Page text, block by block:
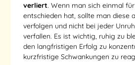
verliert. Wenn man sich einmal
entschieden hat, sollte man diese
verfolgen und nicht bei jeder
verfallen. Es ist wichtig, ruhig zu
den langfristigen Erfolg zu
kurzfristige Schwankungen zu